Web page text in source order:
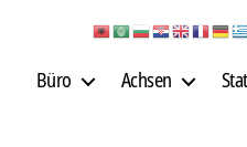
Büro Achsen